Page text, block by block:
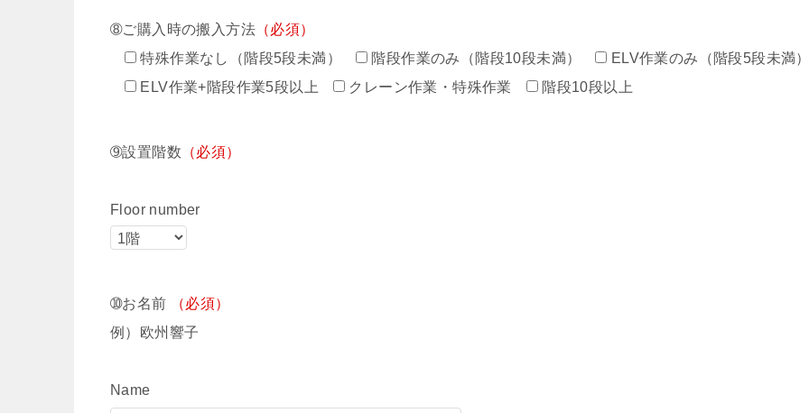
➇ご購入時の搬入方法 （必須）
特殊作業なし（階段5段未満）
階段作業のみ（階段10段未満）
ELV作業のみ（階段5段未満
ELV作業+階段作業5段以上
クレーン作業・特殊作業 階段10段以上
➈設置階数 （必須）
Floor number
➉お名前
（必須）
例）欧州響子
Name